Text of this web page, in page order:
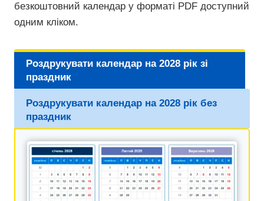
безкоштовний календар у форматі PDF доступний
одним кліком.
Роздрукувати календар на 2028 рік зі
праздник
Роздрукувати календар на 2028 рік без
праздник